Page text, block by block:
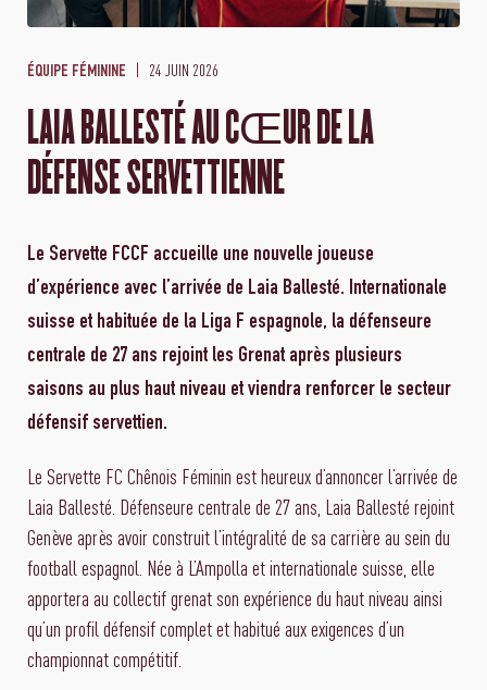
ÉQUIPE FÉMININE 24 JUIN 2026
LAIA BALLESTÉ AU CŒUR DE LA
DÉFENSE SERVETTIENNE
Le Servette FCCF accueille une nouvelle joueuse
d’expérience avec l’arrivée de Laia Ballesté. Internationale
suisse et habituée de la Liga F espagnole, la défenseure
centrale de 27 ans rejoint les Grenat après plusieurs
saisons au plus haut niveau et viendra renforcer le secteur
défensif servettien.
Le Servette FC Chênois Féminin est heureux d’annoncer l’arrivée de
Laia Ballesté. Défenseure centrale de 27 ans, Laia Ballesté rejoint
Genève après avoir construit l’intégralité de sa carrière au sein du
football espagnol. Née à L’Ampolla et internationale suisse, elle
apportera au collectif grenat son expérience du haut niveau ainsi
qu’un profil défensif complet et habitué aux exigences d’un
championnat compétitif.